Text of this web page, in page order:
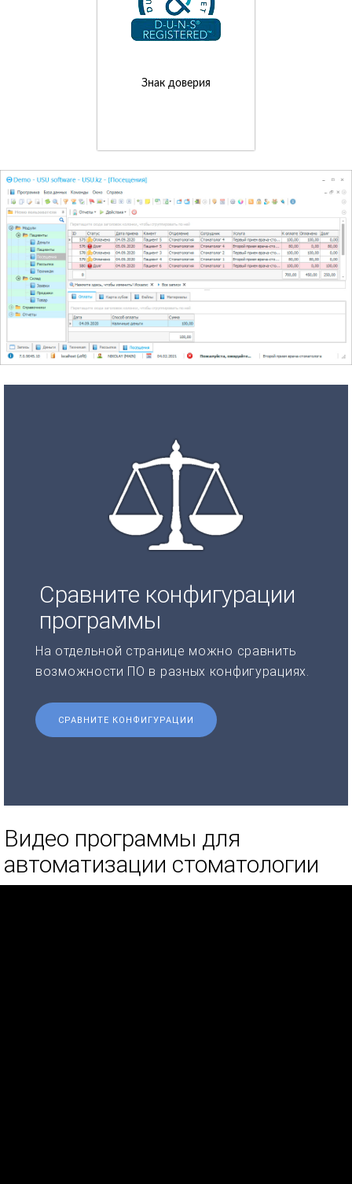
Знак доверия
Сравните конфигурации
программы
На отдельной странице можно сравнить
возможности ПО в разных конфигурациях.
СРАВНИТЕ КОНФИГУРАЦИИ
Видео программы для
автоматизации стоматологии